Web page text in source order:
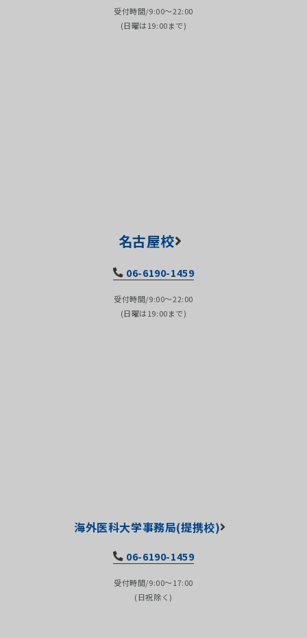
受付時間/9:00～22:00
(日曜は19:00まで)
名古屋校
06-6190-1459
受付時間/9:00～22:00
(日曜は19:00まで)
海外医科大学事務局(提携校)
06-6190-1459
受付時間/9:00～17:00
(日祝除く)